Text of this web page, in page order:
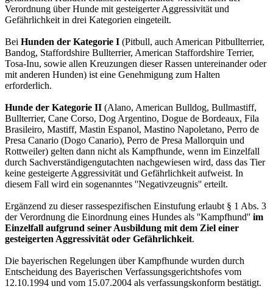
Verordnung über Hunde mit gesteigerter Aggressivität und
Gefährlichkeit in drei Kategorien eingeteilt.
Bei Hunden der Kategorie I (Pitbull, auch American Pitbullterrier,
Bandog, Staffordshire Bullterrier, American Staffordshire Terrier,
Tosa-Inu, sowie allen Kreuzungen dieser Rassen untereinander oder
mit anderen Hunden) ist eine Genehmigung zum Halten
erforderlich.
Hunde der Kategorie II (Alano, American Bulldog, Bullmastiff,
Bullterrier, Cane Corso, Dog Argentino, Dogue de Bordeaux, Fila
Brasileiro, Mastiff, Mastin Espanol, Mastino Napoletano, Perro de
Presa Canario (Dogo Canario), Perro de Presa Mallorquin und
Rottweiler) gelten dann nicht als Kampfhunde, wenn im Einzelfall
durch Sachverständigengutachten nachgewiesen wird, dass das Tier
keine gesteigerte Aggressivität und Gefährlichkeit aufweist. In
diesem Fall wird ein sogenanntes ''Negativzeugnis'' erteilt.
Ergänzend zu dieser rassespezifischen Einstufung erlaubt § 1 Abs. 3
der Verordnung die Einordnung eines Hundes als ''Kampfhund'' im
Einzelfall aufgrund seiner Ausbildung mit dem Ziel einer
gesteigerten Aggressivität oder Gefährlichkeit.
Die bayerischen Regelungen über Kampfhunde wurden durch
Entscheidung des Bayerischen Verfassungsgerichtshofes vom
12.10.1994 und vom 15.07.2004 als verfassungskonform bestätigt.